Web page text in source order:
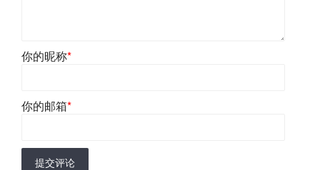
你的昵称*
你的邮箱*
提交评论